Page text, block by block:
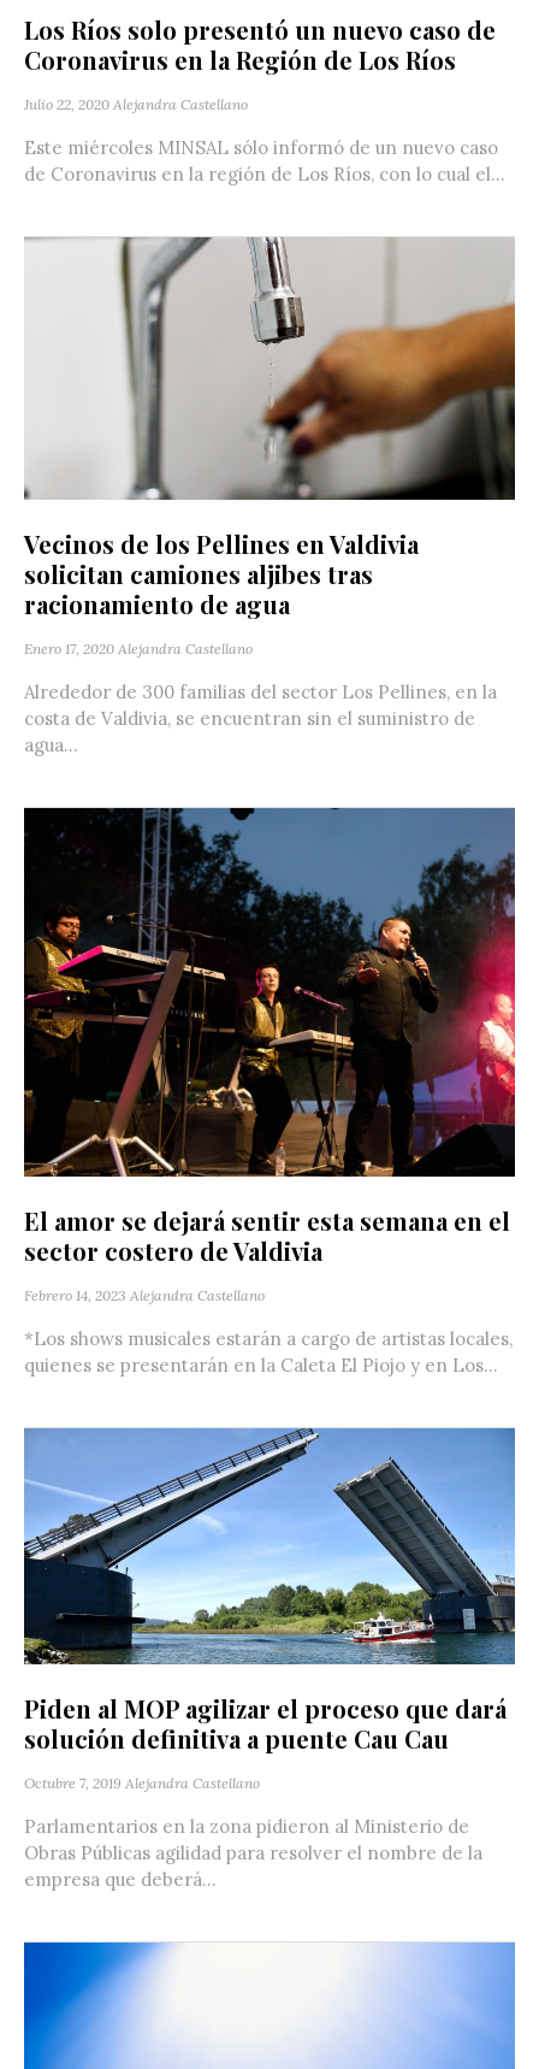
Los Ríos solo presentó un nuevo caso de
Coronavirus en la Región de Los Ríos
Julio 22, 2020 Alejandra Castellano
Este miércoles MINSAL sólo informó de un nuevo caso
de Coronavirus en la región de Los Ríos, con lo cual el...
Vecinos de los Pellines en Valdivia
solicitan camiones aljibes tras
racionamiento de agua
Enero 17, 2020 Alejandra Castellano
Alrededor de 300 familias del sector Los Pellines, en la
costa de Valdivia, se encuentran sin el suministro de
agua...
El amor se dejará sentir esta semana en el
sector costero de Valdivia
Febrero 14, 2023 Alejandra Castellano
*Los shows musicales estarán a cargo de artistas locales,
quienes se presentarán en la Caleta El Piojo y en Los...
Piden al MOP agilizar el proceso que dará
solución definitiva a puente Cau Cau
Octubre 7, 2019 Alejandra Castellano
Parlamentarios en la zona pidieron al Ministerio de
Obras Públicas agilidad para resolver el nombre de la
empresa que deberá...